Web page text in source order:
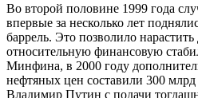
Во второй половине 1999 года
впервые за несколько лет
баррель. Это позволило
относительную финансовую
Минфина, в 2000 году
нефтяных цен составили 300
Владимир Путин с подачи